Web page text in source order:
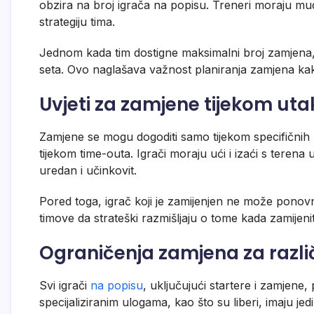
obzira na broj igrača na popisu. Treneri moraju
strategiju tima.
Jednom kada tim dostigne maksimalni broj
seta. Ovo naglašava važnost planiranja zamjena
Uvjeti za zamjene tijekom
Zamjene se mogu dogoditi samo tijekom
tijekom time-outa. Igrači moraju ući i izaći s
uredan i učinkovit.
Pored toga, igrač koji je zamijenjen ne može
timove da strateški razmišljaju o tome kada
Ograničenja zamjena za
Svi igrači na popisu, uključujući startere i zamjene,
specijaliziranim ulogama, kao što su liberi, imaju